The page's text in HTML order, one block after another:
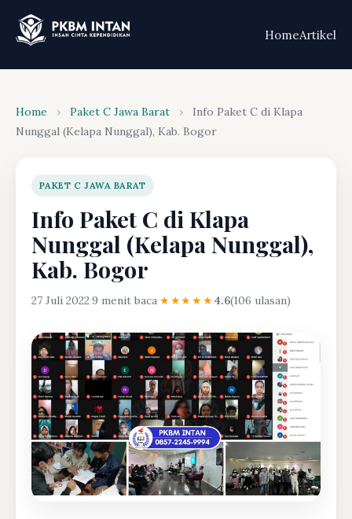
HomeArtikel
Home › Paket C Jawa Barat ›
Info Paket C di Klapa
Nunggal (Kelapa Nunggal), Kab. Bogor
PAKET C JAWA BARAT
Info Paket C di Klapa
Nunggal (Kelapa Nunggal),
Kab. Bogor
27 Juli 2022·9 menit baca·★★★★★4.6(106 ulasan)